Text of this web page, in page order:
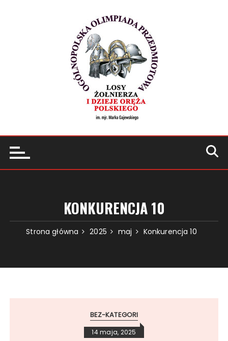
KONKURENCJA 10
Strona główna 2025 maj Konkurencja 10
BEZ-KATEGORI
14 maja, 2025